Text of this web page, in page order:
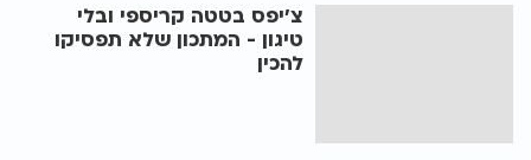
צ'יפס בטטה קריספי ובלי
טיגון - המתכון שלא תפסיקו
להכין